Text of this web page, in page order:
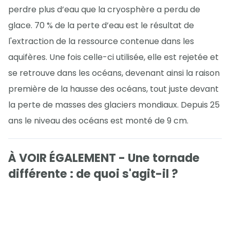
perdre plus d’eau que la cryosphère a perdu de
glace. 70 % de la perte d’eau est le résultat de
l'extraction de la ressource contenue dans les
aquifères. Une fois celle-ci utilisée, elle est rejetée et
se retrouve dans les océans, devenant ainsi la raison
première de la hausse des océans, tout juste devant
la perte de masses des glaciers mondiaux. Depuis 25
ans le niveau des océans est monté de 9 cm.
À VOIR ÉGALEMENT - Une tornade
différente : de quoi s'agit-il ?